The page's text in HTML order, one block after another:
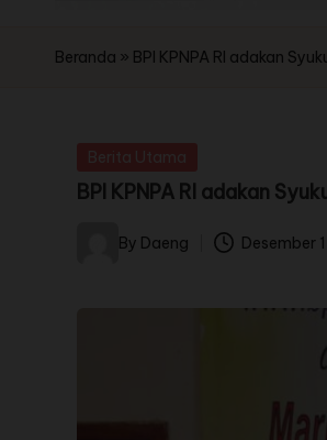
Beranda » BPI KPNPA RI adakan
BPI KPNPA RI adakan
By Daeng Desember